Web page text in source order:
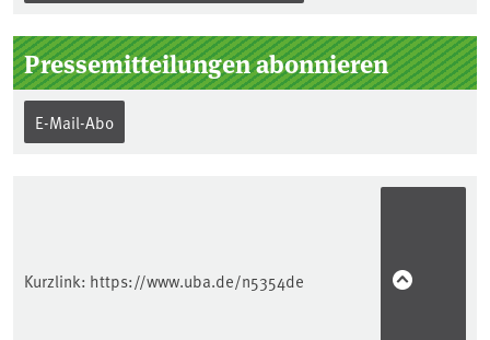
Pressemitteilungen abonnieren
E-Mail-Abo
Kurzlink: https://www.uba.de/n5354de